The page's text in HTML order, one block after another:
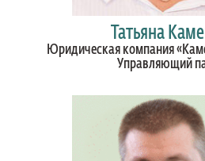
Татьяна
Юридическая компания
Управляющий